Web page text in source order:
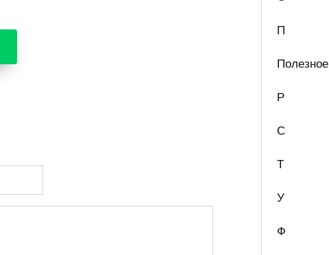
П
Полезное
Р
С
Т
У
Ф